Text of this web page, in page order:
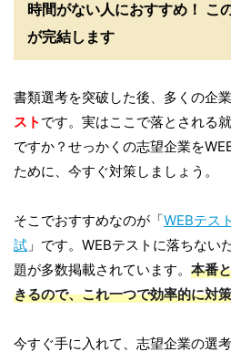
時間がない人におすすめ！ こ
が完結します
書類選考を突破した後、多くの企
スト です。実はここで落とされる
ですか？せっかくの志望企業を
ために、今すぐ対策しましょう。
そこでおすすめなのが「WEBテス
試 」です。WEBテストに落ちない
題が多数掲載されています。 本番
きるので、これ一つで効率的に対
今すぐ手に入れて、志望企業の選